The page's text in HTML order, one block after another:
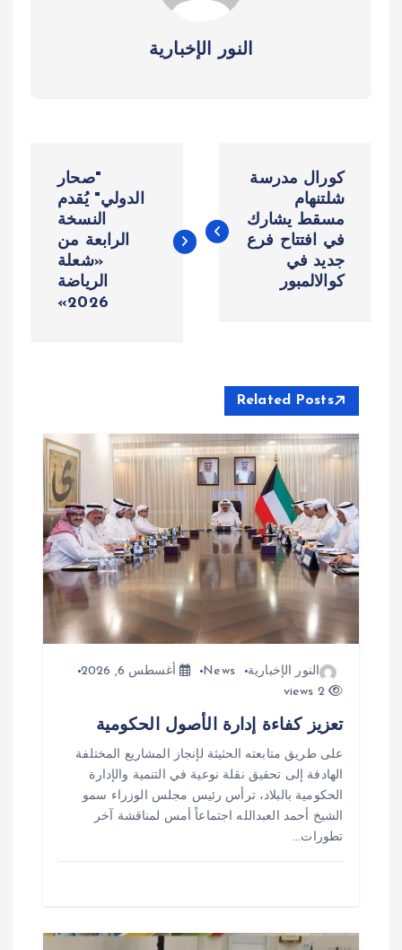
النور الإخبارية
ص
م
ق
ت
كورال مدرسة
شلتنهام
مسقط يشارك
في افتتاح فرع
جديد في
كوالالمبور
"صحار
الدولي" يُقدم
النسخة
الرابعة من
«شعلة
الرياضة
2026»
Related Posts
النور الإخبارية News
أغسطس 6, 2026
2 views
تعزيز كفاءة إدارة الأصول الحكومية
على طريق متابعته الحثيثة لإنجاز المشاريع المختلفة
الهادفة إلى تحقيق نقلة نوعية في التنمية والإدارة
الحكومية بالبلاد، ترأس رئيس مجلس الوزراء سمو
الشيخ أحمد العبدالله اجتماعاً أمس لمناقشة آخر
تطورات…